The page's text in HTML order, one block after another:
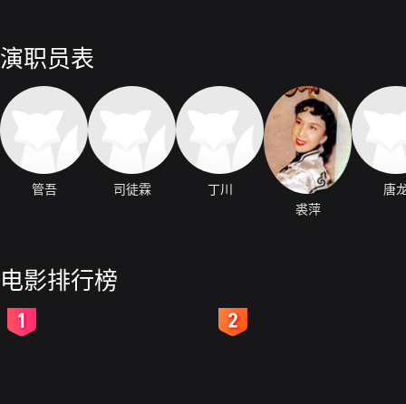
演职员表
管吾 司徒霖
丁川
裘萍
唐
电影排行榜